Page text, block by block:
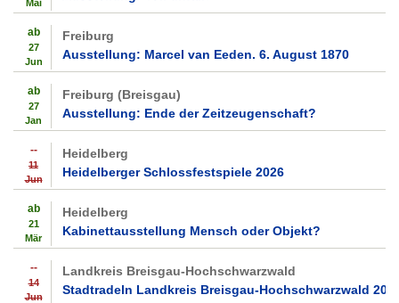
Mai
ab
27
Jun
Freiburg
Ausstellung: Marcel van Eeden. 6. August 1870
ab
27
Jan
Freiburg (Breisgau)
Ausstellung: Ende der Zeitzeugenschaft?
--
11
Jun
Heidelberg
Heidelberger Schlossfestspiele 2026
ab
21
Mär
Heidelberg
Kabinettausstellung Mensch oder Objekt?
--
14
Jun
Landkreis Breisgau-Hochschwarzwald
Stadtradeln Landkreis Breisgau-Hochschwarzwald